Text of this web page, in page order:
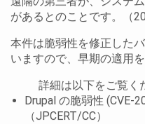
があるとのことです。（
本件は脆弱性を修正した
いますので、早期の適用
詳細は以下をご覧く
Drupal の脆弱性 (CVE-
（JPCERT/CC）